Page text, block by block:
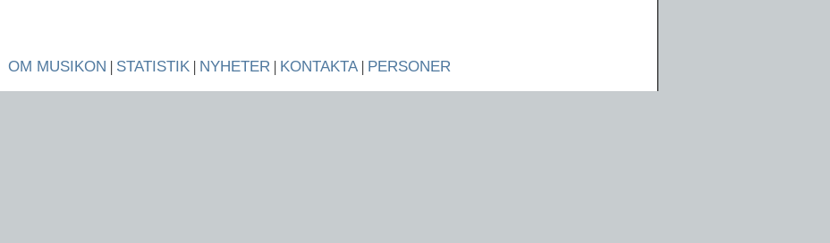
OM MUSIKON | STATISTIK| NYHETER| KONTAKTA| PERSONER